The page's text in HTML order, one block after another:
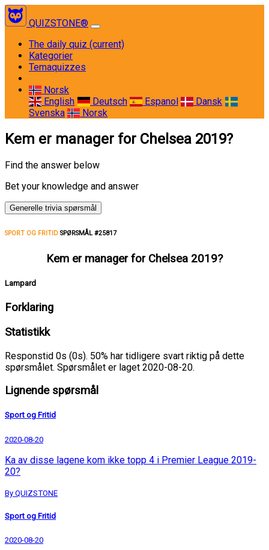
QUIZSTONE®
The daily quiz (current)
Kategorier
Temaquizzes
Norsk
English
Deutsch Espanol
Dansk
Svenska
Norsk
Kem er manager for Chelsea 2019?
Find the answer below
Bet your knowledge and answer
Generelle trivia spørsmål
SPORT OG FRITID SPØRSMÅL #25817
Kem er manager for Chelsea 2019?
Lampard
Forklaring
Statistikk
Responstid 0s (0s). 50% har tidligere svart riktig på dette
spørsmålet. Spørsmålet er laget 2020-08-20.
Lignende spørsmål
Sport og Fritid
2020-08-20
Ka av disse lagene kom ikke topp 4 i Premier League 2019-
20?
By QUIZSTONE
Sport og Fritid
2020-08-20